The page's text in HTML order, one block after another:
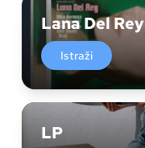
Lana Del Rey
Istraži
LP